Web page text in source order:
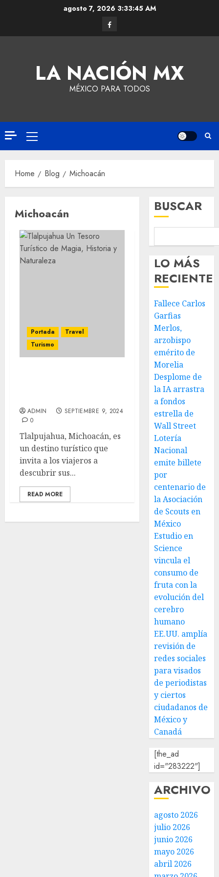
agosto 7, 2026 3:33:46 AM
LA NACIÓN MX
MÉXICO PARA TODOS
Home Blog Michoacán
Michoacán
Portada
Travel
Turismo
ADMIN
SEPTIEMBRE 9, 2024
0
Tlalpujahua, Michoacán, es
un destino turístico que
invita a los viajeros a
descubrir sus...
READ MORE
BUSCAR
LO MÁS
RECIENTE
Fallece Carlos
Garfias
Merlos,
arzobispo
emérito de
Morelia
Desplome de
la IA arrastra
a fondos
estrella de
Wall Street
Lotería
Nacional
emite billete
por
centenario de
la Asociación
de Scouts en
México
Estudio en
Science
vincula el
consumo de
fruta con la
evolución del
cerebro
humano
EE.UU. amplía
revisión de
redes sociales
para visados
de periodistas
y ciertos
ciudadanos de
México y
Canadá
[the_ad
id="283222"]
ARCHIVO
agosto 2026
julio 2026
junio 2026
mayo 2026
abril 2026